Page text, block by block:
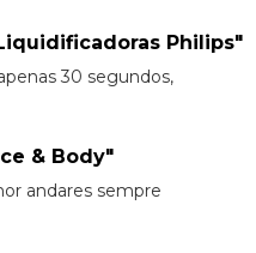
Philips"
30 segundos,
& Body"
andares sempre